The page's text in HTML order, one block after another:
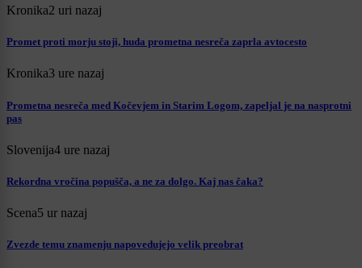
Kronika2 uri nazaj
Promet proti morju stoji, huda prometna nesreča zaprla avtocesto
Kronika3 ure nazaj
Prometna nesreča med Kočevjem in Starim Logom, zapeljal je na nasprotni
pas
Slovenija4 ure nazaj
Rekordna vročina popušča, a ne za dolgo. Kaj nas čaka?
Scena5 ur nazaj
Zvezde temu znamenju napovedujejo velik preobrat